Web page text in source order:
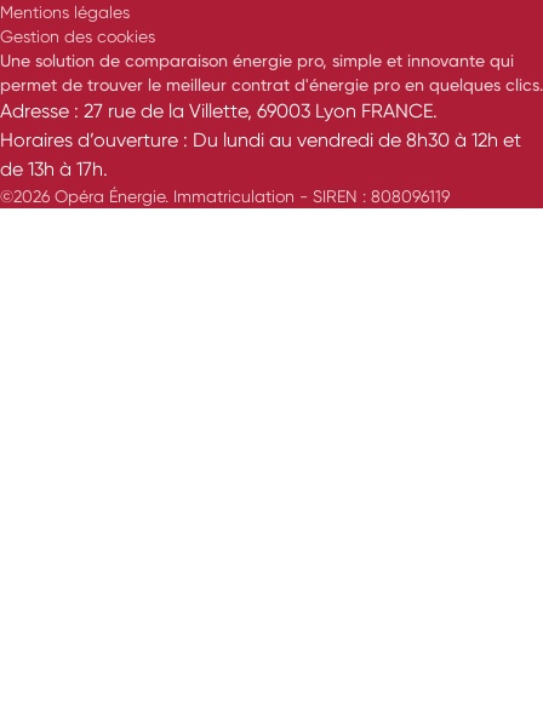
Mentions légales
Gestion des cookies
Une solution de comparaison énergie pro, simple et innovante qui
permet de trouver le meilleur contrat d'énergie pro en quelques clics.
Adresse : 27 rue de la Villette, 69003 Lyon FRANCE.
Horaires d’ouverture : Du lundi au vendredi de 8h30 à 12h et
de 13h à 17h.
©2026 Opéra Énergie. Immatriculation - SIREN : 808096119